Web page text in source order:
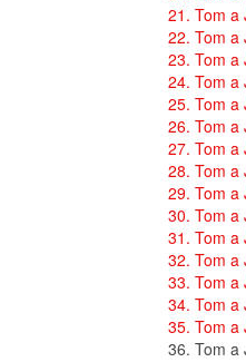
21. Tom a
22. Tom a
23. Tom a
24. Tom a
25. Tom a
26. Tom a
27. Tom a
28. Tom a
29. Tom a
30. Tom a
31. Tom a
32. Tom a
33. Tom a
34. Tom a
35. Tom a
36. Tom a